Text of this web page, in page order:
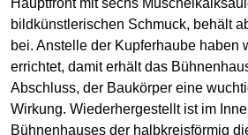
bildkünstlerischen Schmuck, behält
bei. Anstelle der Kupferhaube haben
errichtet, damit erhält das
Abschluss, der Baukörper eine
Wirkung. Wiederhergestellt ist im
Bühnenhauses der halbkreisförmig